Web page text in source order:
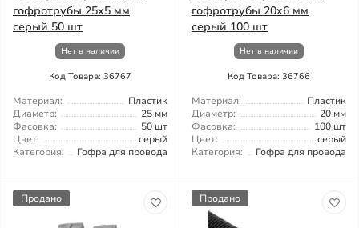
гофротрубы 25х5 мм
серый 50 шт
Нет в наличии
Код Товара: 36767
Материал:
Пластик
Диаметр:
25 мм
Фасовка:
50 шт
Цвет:
серый
Категория:
Гофра для провода
гофротрубы 20x6 мм
серый 100 шт
Нет в наличии
Код Товара: 36766
Материал:
Пластик
Диаметр:
20 мм
Фасовка:
100 шт
Цвет:
серый
Категория:
Гофра для провода
Продано Продано